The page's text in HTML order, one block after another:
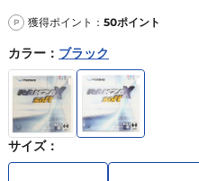
P 獲得ポイント： 50ポイント
カラー ： ブラック
サイズ：